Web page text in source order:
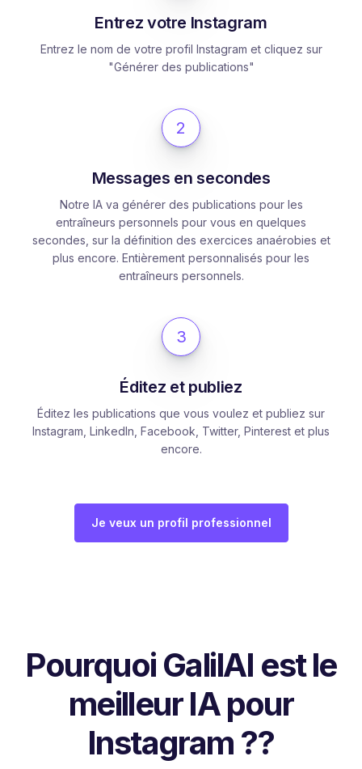
Entrez votre Instagram
Entrez le nom de votre profil Instagram et cliquez sur
"Générer des publications"
2
Messages en secondes
Notre IA va générer des publications pour les
entraîneurs personnels pour vous en quelques
secondes, sur la définition des exercices anaérobies et
plus encore. Entièrement personnalisés pour les
entraîneurs personnels.
3
Éditez et publiez
Éditez les publications que vous voulez et publiez sur
Instagram, LinkedIn, Facebook, Twitter, Pinterest et plus
encore.
Je veux un profil professionnel
Pourquoi GalilAI est le
meilleur IA pour
Instagram ??